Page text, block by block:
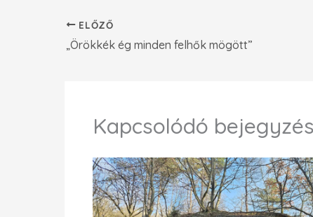
ELŐZŐ
„Örökkék ég minden felhők mögött”
Kapcsolódó